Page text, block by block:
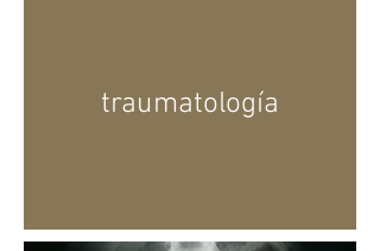
traumatología